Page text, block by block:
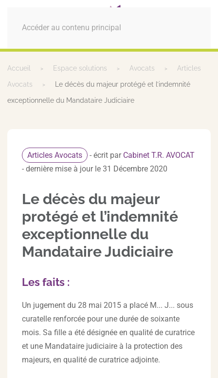
Accéder au contenu principal
MENU
Accueil Espace solutions Avocats Articles
Avocats Le décès du majeur protégé et l’indemnité
exceptionnelle du Mandataire Judiciaire
Articles Avocats - écrit par Cabinet T.R. AVOCAT
- dernière mise à jour le 31 Décembre 2020
Le décès du majeur
protégé et l’indemnité
exceptionnelle du
Mandataire Judiciaire
Les faits :
Un jugement du 28 mai 2015 a placé M... J... sous
curatelle renforcée pour une durée de soixante
mois. Sa fille a été désignée en qualité de curatrice
et une Mandataire judiciaire à la protection des
majeurs, en qualité de curatrice adjointe.